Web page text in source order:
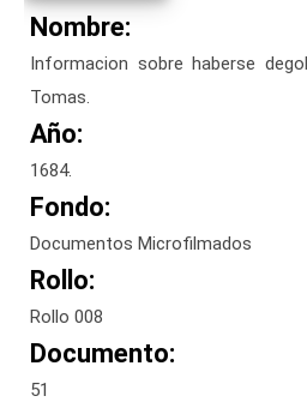
Nombre:
Informacion sobre haberse
Tomas.
Año:
1684.
Fondo:
Documentos Microfilmados
Rollo:
Rollo 008
Documento:
51